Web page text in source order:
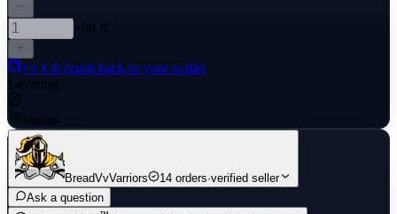
×00 K
+≈ € 0,2cash back to your wallet
Levering
Instant
BreadVvVarriors 14 orders·verified seller
Ask a question